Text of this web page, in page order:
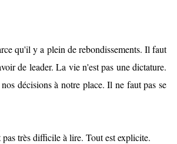
qu'il y a plein de rebondissements. Il faut
de leader. La vie n'est pas une dictature.
décisions à notre place. Il ne faut pas se
très difficile à lire. Tout est explicite.